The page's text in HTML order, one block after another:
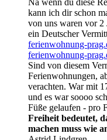
Na wenn du diese
kann ich dir schon
von uns waren vor 2
ein Deutscher
ferienwohnung-
ferienwohnung-
Sind von diesem
Ferienwohnungen,
verachten. War mit
und es war soooo
Füße gelaufen - pro
Freiheit bedeutet,
machen muss wie